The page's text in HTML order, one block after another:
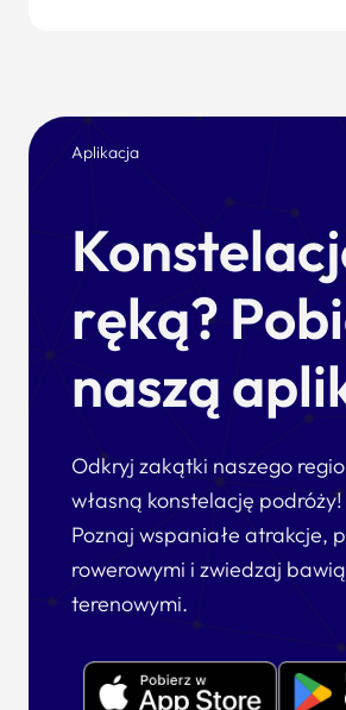
Aplikacja
ręką?
naszą
Odkryj zakątki naszego
własną konstelację podróży!
Poznaj wspaniałe atrakcje,
rowerowymi i zwiedzaj
terenowymi.